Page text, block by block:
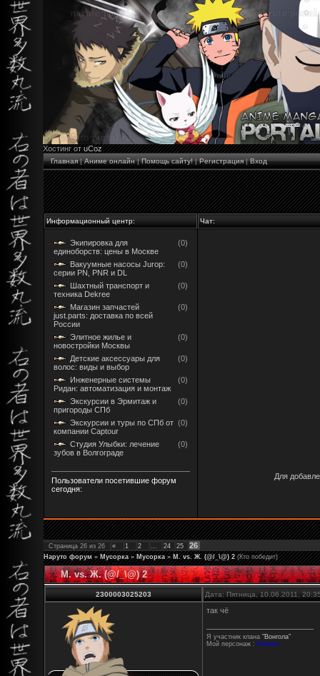
Хостинг отuCoz
Главная|Аниме онлайн|Помощь сайту!|Регистрация|Вход
Информационный центр: Чат:
Экипировка для
единоборств: цены в Москве
(0)
Вакуумные насосы Jurop:
серии PN, PNR и DL
(0)
Шахтный транспорт и
техника Dekree
(0)
Магазин запчастей
just.parts: доставка по всей
России
(0)
Элитное жилье и
новостройки Москвы
(0)
Детские аксессуары для
волос: виды и выбор
(0)
Инженерные системы
Ридан: автоматизация и монтаж
(0)
Экскурсии в Эрмитаж и
пригороды СПб
(0)
Экскурсии и туры по СПб от
компании Captour
(0)
Студия Улыбки: лечение
зубов в Волгограде
(0)
Пользователи посетившие форум
сегодня:
Для
Страница 26 из 26 « 1 2 24 25 26
Наруто форум » Мусорка » Мусорка » М. vs. Ж. (@/_\@) 2 (Кто победит)
М. vs. Ж. (@/_\@) 2
2300003025203 Дата: Пятница, 10.06.2011,
так чё
Я участник клана "Вонгола"
Мой персонаж : Базиль